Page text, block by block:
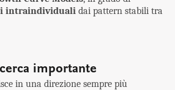
intraindividuali dai pattern stabili tra
importante
in una direzione sempre più